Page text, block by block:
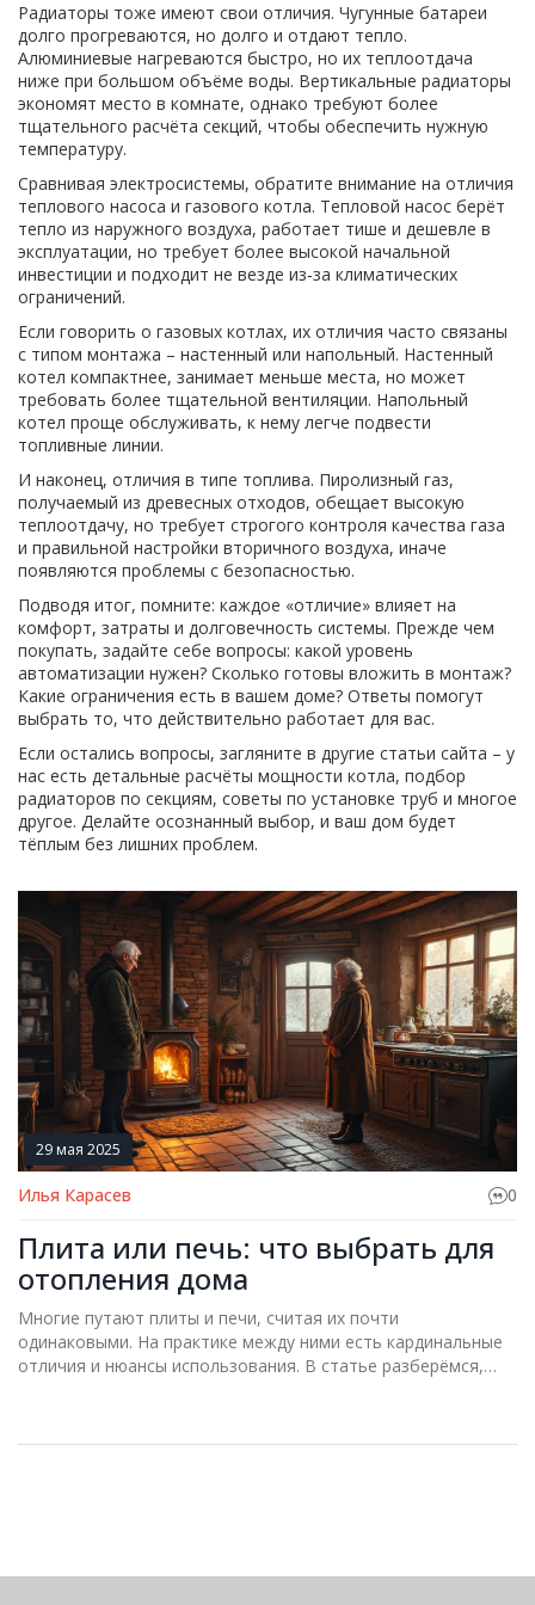
Радиаторы тоже имеют свои отличия. Чугунные батареи
долго прогреваются, но долго и отдают тепло.
Алюминиевые нагреваются быстро, но их теплоотдача
ниже при большом объёме воды. Вертикальные радиаторы
экономят место в комнате, однако требуют более
тщательного расчёта секций, чтобы обеспечить нужную
температуру.
Сравнивая электросистемы, обратите внимание на отличия
теплового насоса и газового котла. Тепловой насос берёт
тепло из наружного воздуха, работает тише и дешевле в
эксплуатации, но требует более высокой начальной
инвестиции и подходит не везде из‑за климатических
ограничений.
Если говорить о газовых котлах, их отличия часто связаны
с типом монтажа – настенный или напольный. Настенный
котел компактнее, занимает меньше места, но может
требовать более тщательной вентиляции. Напольный
котел проще обслуживать, к нему легче подвести
топливные линии.
И наконец, отличия в типе топлива. Пиролизный газ,
получаемый из древесных отходов, обещает высокую
теплоотдачу, но требует строгого контроля качества газа
и правильной настройки вторичного воздуха, иначе
появляются проблемы с безопасностью.
Подводя итог, помните: каждое «отличие» влияет на
комфорт, затраты и долговечность системы. Прежде чем
покупать, задайте себе вопросы: какой уровень
автоматизации нужен? Сколько готовы вложить в монтаж?
Какие ограничения есть в вашем доме? Ответы помогут
выбрать то, что действительно работает для вас.
Если остались вопросы, загляните в другие статьи сайта – у
нас есть детальные расчёты мощности котла, подбор
радиаторов по секциям, советы по установке труб и многое
другое. Делайте осознанный выбор, и ваш дом будет
тёплым без лишних проблем.
29 мая 2025
Илья Карасев 0
Плита или печь: что выбрать для
отопления дома
Многие путают плиты и печи, считая их почти
одинаковыми. На практике между ними есть кардинальные
отличия и нюансы использования. В статье разберёмся,